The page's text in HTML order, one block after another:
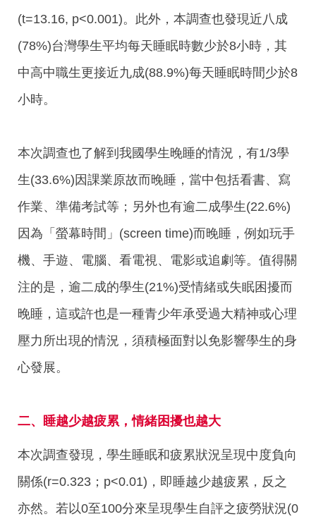
(t=13.16, p<0.001)。此外，本調查也發現近八成
(78%)台灣學生平均每天睡眠時數少於8小時，其
中高中職生更接近九成(88.9%)每天睡眠時間少於8
小時。
本次調查也了解到我國學生晚睡的情況，有1/3學
生(33.6%)因課業原故而晚睡，當中包括看書、寫
作業、準備考試等；另外也有逾二成學生(22.6%)
因為「螢幕時間」(screen time)而晚睡，例如玩手
機、手遊、電腦、看電視、電影或追劇等。值得關
注的是，逾二成的學生(21%)受情緒或失眠困擾而
晚睡，這或許也是一種青少年承受過大精神或心理
壓力所出現的情況，須積極面對以免影響學生的身
心發展。
二、睡越少越疲累，情緒困擾也越大
本次調查發現，學生睡眠和疲累狀況呈現中度負向
關係(r=0.323；p<0.01)，即睡越少越疲累，反之
亦然。若以0至100分來呈現學生自評之疲勞狀況(0